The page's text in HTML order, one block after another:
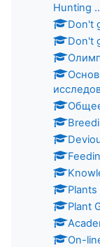
Hunting
Don't
Don't
Plants
Plant
On-